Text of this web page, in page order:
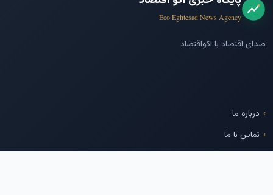
Eco Eghtesad News Agency
صدای اقتصاد با اکواقتصاد
درباره ما
تماس با ما